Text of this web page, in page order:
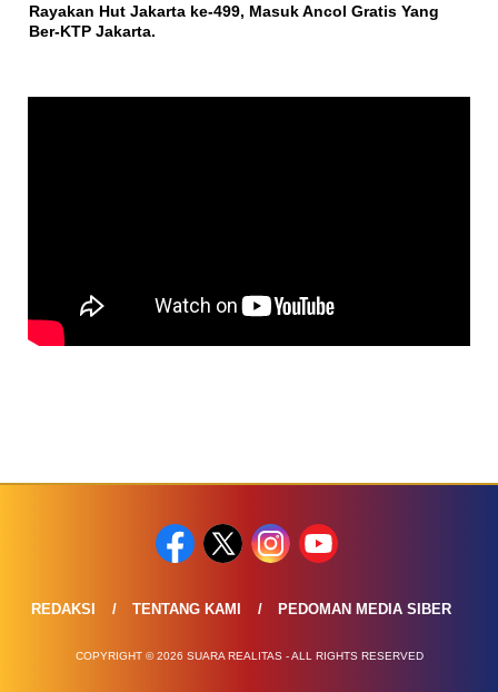
Rayakan Hut Jakarta ke-499, Masuk Ancol Gratis Yang
Ber-KTP Jakarta.
REDAKSI TENTANG KAMI PEDOMAN MEDIA SIBER
COPYRIGHT © 2026 SUARA REALITAS - ALL RIGHTS RESERVED